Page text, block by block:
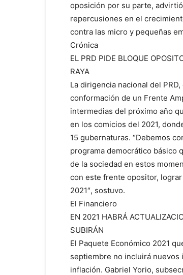
oposición por su parte,
repercusiones en el
contra las micro y pequeñas
Crónica
EL PRD PIDE BLOQUE
RAYA
La dirigencia nacional del
conformación de un Frente
intermedias del próximo año
en los comicios del 2021,
15 gubernaturas. “Debemos
programa democrático básico
de la sociedad en estos
con este frente opositor,
2021″, sostuvo.
El Financiero
EN 2021 HABRÁ
SUBIRÁN
El Paquete Económico 2021
septiembre no incluirá
inflación. Gabriel Yorio,